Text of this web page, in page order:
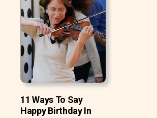
11 Ways To Say
Happy Birthday In